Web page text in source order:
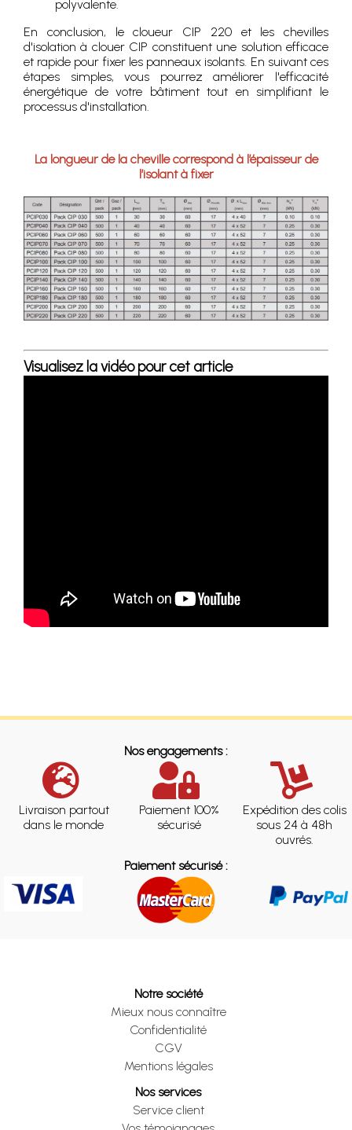
polyvalente.
En conclusion, le cloueur CIP 220 et les chevilles
d'isolation à clouer CIP constituent une solution efficace
et rapide pour fixer les panneaux isolants. En suivant ces
étapes simples, vous pourrez améliorer l'efficacité
énergétique de votre bâtiment tout en simplifiant le
processus d'installation.
La longueur de la cheville correspond à l’épaisseur de
l’isolant à fixer
Visualisez la vidéo pour cet article
Nos engagements :
Livraison partout
dans le monde
Paiement 100%
sécurisé
Expédition des colis
sous 24 à 48h
ouvrés.
Paiement sécurisé :
Notre société
Mieux nous connaître
Confidentialité
CGV
Mentions légales
Nos services
Service client